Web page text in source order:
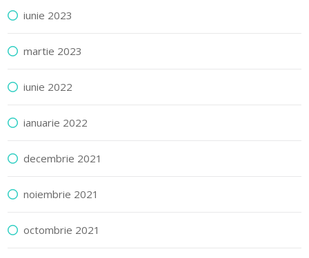
iunie 2023
martie 2023
iunie 2022
ianuarie 2022
decembrie 2021
noiembrie 2021
octombrie 2021